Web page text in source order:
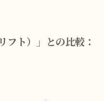
フト）」との比較：